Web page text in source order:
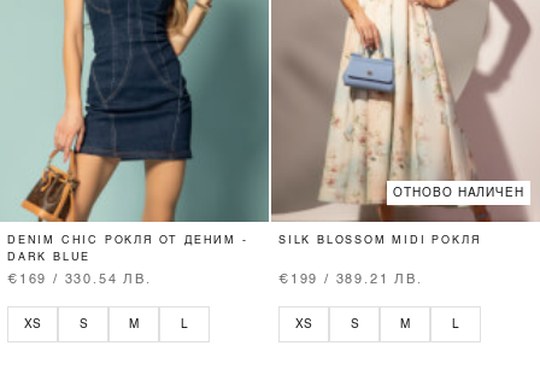
DENIM CHIC РОКЛЯ ОТ ДЕНИМ -
DARK BLUE
€169 / 330.54 ЛВ.
XS S M L
ОТНОВО НАЛИЧЕН
SILK BLOSSOM MIDI РОКЛЯ
€199 / 389.21 ЛВ.
XS S M L